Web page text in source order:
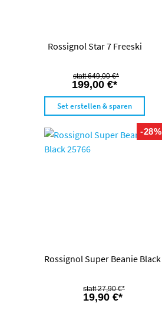
Rossignol Star 7 Freeski
199,00 €*
649,00 €*
Set erstellen & sparen
-28%
Rossignol Super Beanie Black
19,90 €*
27,90 €*